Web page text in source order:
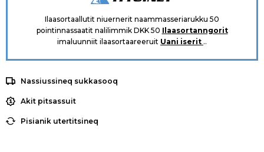
Ilaasortaallutit niuernerit naammasseriarukku 50
pointinnassaatit nalilimmik DKK 50 Ilaasortanngorit
imaluunniit ilaasortaareeruit Uani iserit ..
Nassiussineq sukkasooq
Akit pitsassuit
Pisianik utertitsineq